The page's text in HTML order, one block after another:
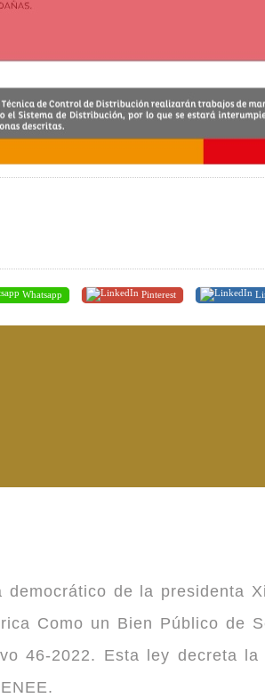
Whatsapp Pinterest
de la presidenta
Como un Bien Público de
46-2022. Esta ley decreta